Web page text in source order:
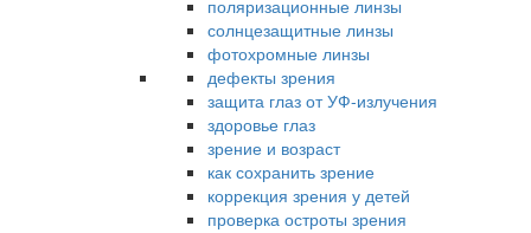
поляризационные линзы
солнцезащитные линзы
фотохромные линзы
дефекты зрения
защита глаз от УФ-излучения
здоровье глаз
зрение и возраст
как сохранить зрение
коррекция зрения у детей
проверка остроты зрения